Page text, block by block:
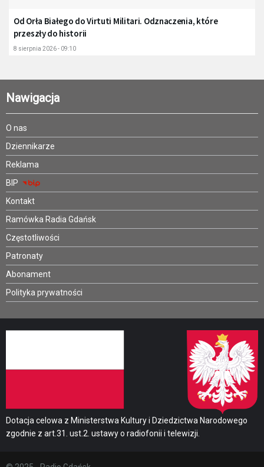
Od Orła Białego do Virtuti Militari. Odznaczenia, które
przeszły do historii
8 sierpnia 2026 - 09:10
Nawigacja
O nas
Dziennikarze
Reklama
BIP
Kontakt
Ramówka Radia Gdańsk
Częstotliwości
Patronaty
Abonament
Polityka prywatności
Dotacja celowa z Ministerstwa Kultury i Dziedzictwa Narodowego
zgodnie z art.31. ust.2. ustawy o radiofonii i telewizji.